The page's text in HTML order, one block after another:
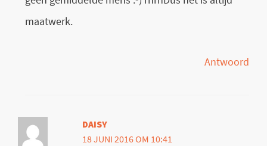
maatwerk.
Antwoord
DAISY
18 JUNI 2016 OM 10:41